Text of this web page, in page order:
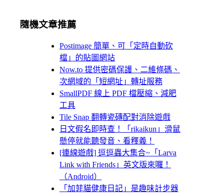
隨機文章推薦
Postimage 簡單、可「定時自動砍
檔」的貼圖網站
Now.to 提供密碼保護、二維條碼、
次網域的「短網址」轉址服務
SmallPDF 線上 PDF 檔壓縮、減肥
工具
Tile Snap 翻轉瓷磚配對消除遊戲
日文假名即時查！「rikaikun」滑鼠
懸停就能聽發音、看釋義！
[連線遊戲] 逗逗蟲大集合~「Larva
Link with Friends」英文版來囉！
（Android）
「加菲貓健康日記」是趣味計步器